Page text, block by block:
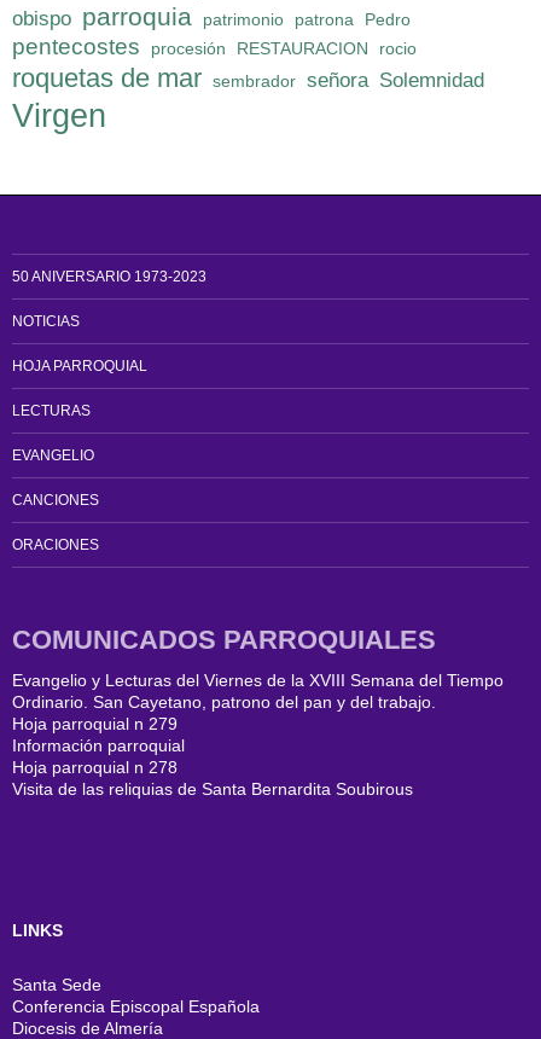
obispo parroquia patrimonio patrona Pedro
pentecostes procesión RESTAURACION rocio
roquetas de mar sembrador señora Solemnidad
Virgen
50 ANIVERSARIO 1973-2023
NOTICIAS
HOJA PARROQUIAL
LECTURAS
EVANGELIO
CANCIONES
ORACIONES
COMUNICADOS PARROQUIALES
Evangelio y Lecturas del Viernes de la XVIII Semana del Tiempo
Ordinario. San Cayetano, patrono del pan y del trabajo.
Hoja parroquial n 279
Información parroquial
Hoja parroquial n 278
Visita de las reliquias de Santa Bernardita Soubirous
LINKS
Santa Sede
Conferencia Episcopal Española
Diocesis de Almería